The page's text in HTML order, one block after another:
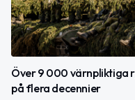
Över 9 000 värnpliktiga
på flera decennier